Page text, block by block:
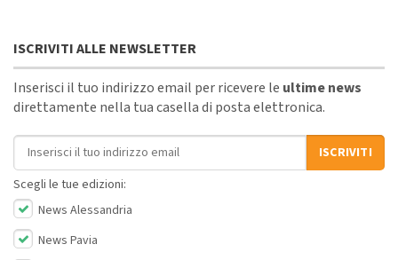
ISCRIVITI ALLE NEWSLETTER
Inserisci il tuo indirizzo email per ricevere le ultime news
direttamente nella tua casella di posta elettronica.
Indirizzo email
ISCRIVITI
Scegli le tue edizioni:
News Alessandria
News Pavia